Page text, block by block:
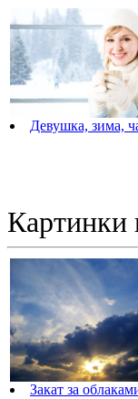
Девушка, зима,
Картинки
Закат за